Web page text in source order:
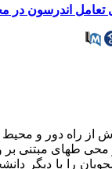
تعامل اندرسون
از راه دور و
محی طهای مبتنی
را با دیگر